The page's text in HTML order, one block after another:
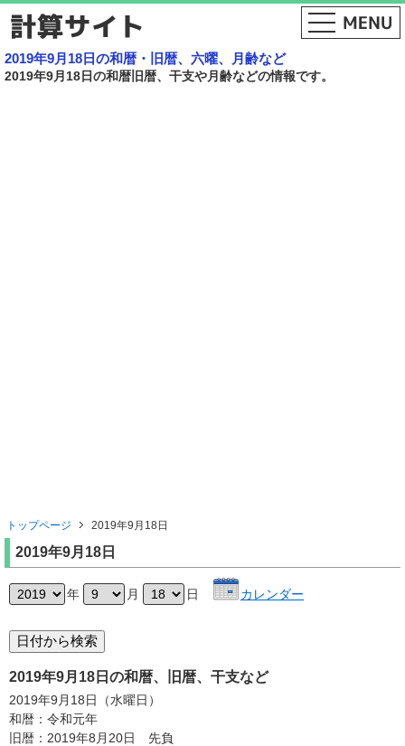
2019年9月18日の和暦・旧暦、六曜、月齢など
2019年9月18日の和暦旧暦、干支や月齢などの情報です。
トップページ 2019年9月18日
2019年9月18日
年 月 日 カレンダー
2019年9月18日の和暦、旧暦、干支など
2019年9月18日（水曜日）
和暦：令和元年
旧暦：2019年8月20日 先負